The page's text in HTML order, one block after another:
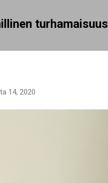
turhamaisuus
14, 2020